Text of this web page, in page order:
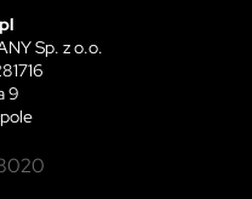
Sp. z o.o.
9